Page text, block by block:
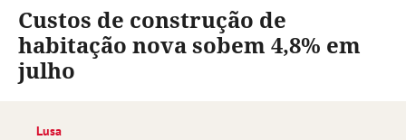
Custos de construção de
habitação nova sobem 4,8% em
julho
Lusa